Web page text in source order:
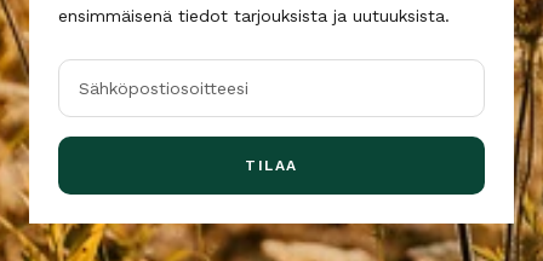
ensimmäisenä tiedot tarjouksista ja uutuuksista.
Sähköpostiosoitteesi
TILAA